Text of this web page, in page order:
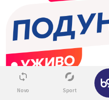
09. 08. 2026 10:05
Novo Sport
✕